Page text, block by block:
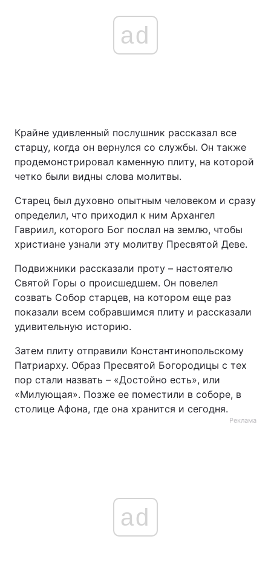
ad
Крайне удивленный послушник рассказал все
старцу, когда он вернулся со службы. Он также
продемонстрировал каменную плиту, на которой
четко были видны слова молитвы.
Старец был духовно опытным человеком и сразу
определил, что приходил к ним Архангел
Гавриил, которого Бог послал на землю, чтобы
христиане узнали эту молитву Пресвятой Деве.
Подвижники рассказали проту – настоятелю
Святой Горы о происшедшем. Он повелел
созвать Собор старцев, на котором еще раз
показали всем собравшимся плиту и рассказали
удивительную историю.
Затем плиту отправили Константинопольскому
Патриарху. Образ Пресвятой Богородицы с тех
пор стали назвать – «Достойно есть», или
«Милующая». Позже ее поместили в соборе, в
столице Афона, где она хранится и сегодня.
Реклама
ad